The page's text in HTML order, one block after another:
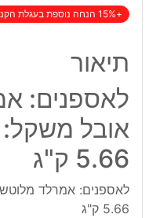
+15% הנחה נוספת בעגלת הקניות
תיאור
לאספנים:
5.66 ק"ג
5.66 ק"ג